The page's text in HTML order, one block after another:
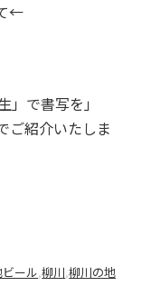
←
で書写を」
ご紹介いたしま
ール,柳川,柳川の地